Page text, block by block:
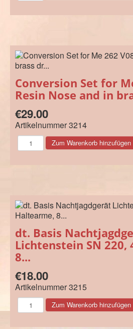
Conversion Set for
Resin Nose and in
€29.00
Artikelnummer3214
dt. Basis
Lichtenstein SN 220,
8...
€18.00
Artikelnummer3215